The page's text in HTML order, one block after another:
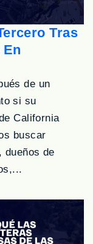
Tras
de un
si su
California
buscar
dueños de